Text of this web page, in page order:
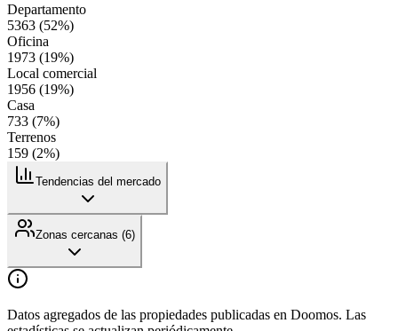
Departamento
5363 (52%)
Oficina
1973 (19%)
Local comercial
1956 (19%)
Casa
733 (7%)
Terrenos
159 (2%)
Tendencias del mercado
Zonas cercanas (6)
Datos agregados de las propiedades publicadas en Doomos. Las